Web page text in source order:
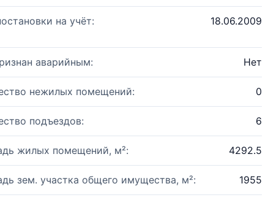
на учёт: 18.06.2009
аварийным: Нет
нежилых помещений: 0
подъездов: 6
жилых помещений, м²: 4292.5
зем. участка общего имущества, м²: 1955